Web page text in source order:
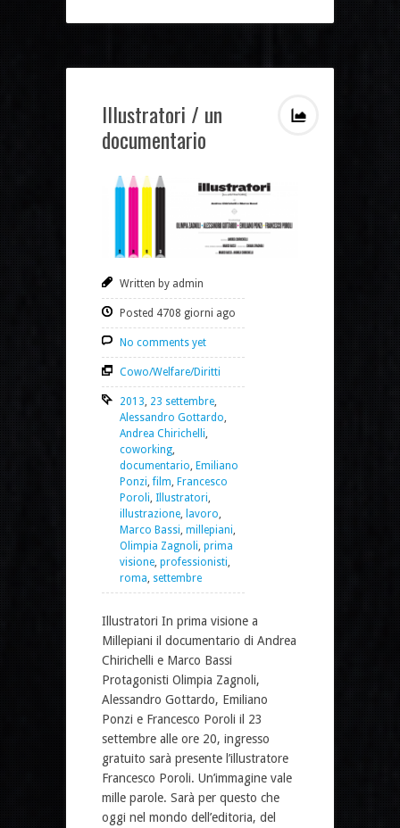
Illustratori / un
documentario
Written by admin
Posted 4708 giorni ago
No comments yet
Cowo/Welfare/Diritti
2013 23 settembre
Alessandro Gottardo
Andrea Chirichelli
coworking
documentario Emiliano
Ponzi ,film Francesco
Poroli Illustratori
illustrazione
lavoro
Marco Bassi millepiani
Olimpia Zagnoli prima
visione professionisti
roma settembre
Illustratori In prima visione a
Millepiani il documentario di Andrea
Chirichelli e Marco Bassi
Protagonisti Olimpia Zagnoli,
Alessandro Gottardo, Emiliano
Ponzi e Francesco Poroli il 23
settembre alle ore 20, ingresso
gratuito sarà presente l’illustratore
Francesco Poroli. Un’immagine vale
mille parole. Sarà per questo che
oggi nel mondo dell’editoria, del